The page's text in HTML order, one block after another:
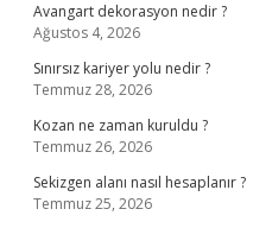
Avangart dekorasyon nedir ?
Ağustos 4, 2026
Sınırsız kariyer yolu nedir ?
Temmuz 28, 2026
Kozan ne zaman kuruldu ?
Temmuz 26, 2026
Sekizgen alanı nasıl hesaplanır ?
Temmuz 25, 2026